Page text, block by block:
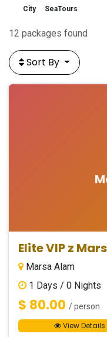
City SeaTours
12 packages found
Sort By
Elite VIP z
Marsa Alam
1 Days / 0 Nights
$ 80.00 / person
View Details